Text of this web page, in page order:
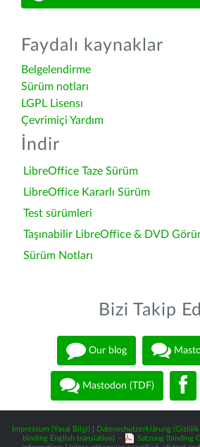
Faydalı kaynaklar
Belgelendirme
Sürüm notları
LGPL Lisensı
Çevrimiçi Yardım
İndir
LibreOffice Taze Sürüm
LibreOffice Kararlı Sürüm
Test sürümleri
Taşınabilir LibreOffice & DVD
Sürüm Notları
Bizi Takip
Our blog
Mastodon (TDF)
Impressum (Yasal Bilgi) Datenschutzerklärung (Gizlilik
binding English translation) - Satzung (binding